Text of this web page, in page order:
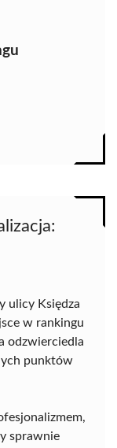
ulicy Księdza
w rankingu
odzwierciedla
punktów
sprawnie